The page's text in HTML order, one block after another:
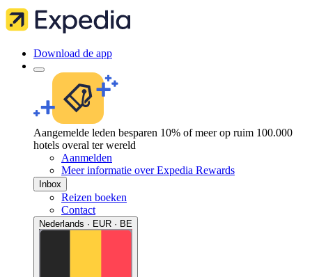
Download de app
Aangemelde leden besparen 10% of meer op ruim 100.000
hotels overal ter wereld
Aanmelden
Meer informatie over Expedia Rewards
Inbox
Reizen boeken
Contact
Nederlands · EUR · BE